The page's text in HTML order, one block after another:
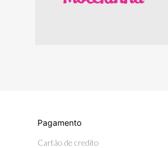
Pagamento
Cartão de credito